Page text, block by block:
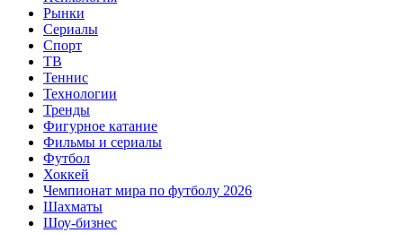
Рынки
Сериалы
Спорт
ТВ
Теннис
Технологии
Тренды
Фигурное катание
Фильмы и сериалы
Футбол
Хоккей
Чемпионат мира по футболу 2026
Шахматы
Шоу-бизнес